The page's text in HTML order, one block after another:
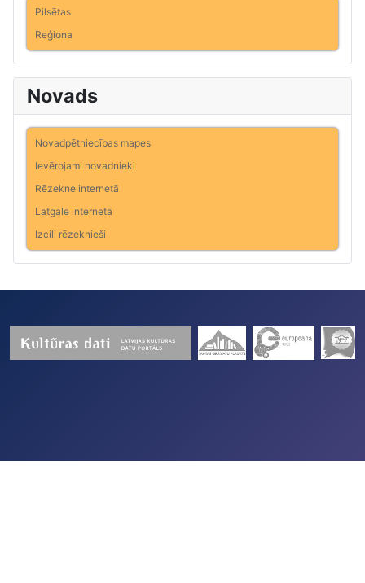
Pilsētas
Reģiona
Novads
Novadpētniecības mapes
Ievērojami novadnieki
Rēzekne internetā
Latgale internetā
Izcili rēzeknieši